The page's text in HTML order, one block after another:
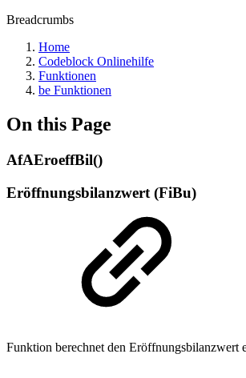
Breadcrumbs
Home
Codeblock Onlinehilfe
Funktionen
be Funktionen
On this Page
AfAEroeffBil()
Eröffnungsbilanzwert (FiBu)
Funktion berechnet den Eröffnungsbilanzwert